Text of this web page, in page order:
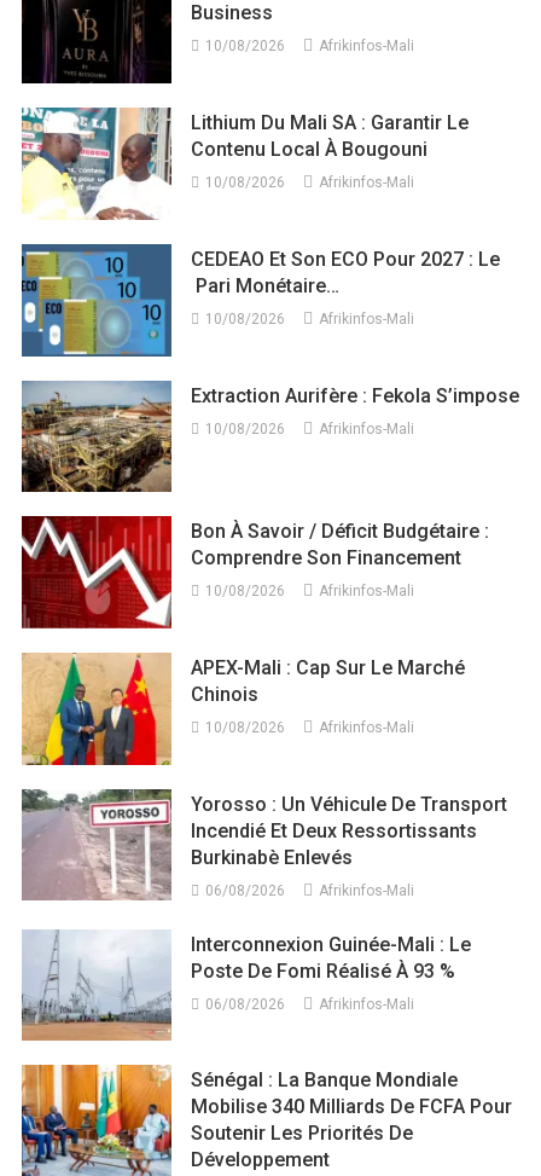
Business
10/08/2026 Afrikinfos-Mali
Lithium Du Mali SA : Garantir Le
Contenu Local À Bougouni
10/08/2026 Afrikinfos-Mali
CEDEAO Et Son ECO Pour 2027 : Le
Pari Monétaire…
10/08/2026 Afrikinfos-Mali
Extraction Aurifère : Fekola S’impose
10/08/2026 Afrikinfos-Mali
Bon À Savoir / Déficit Budgétaire :
Comprendre Son Financement
10/08/2026 Afrikinfos-Mali
APEX-Mali : Cap Sur Le Marché
Chinois
10/08/2026 Afrikinfos-Mali
Yorosso : Un Véhicule De Transport
Incendié Et Deux Ressortissants
Burkinabè Enlevés
06/08/2026 Afrikinfos-Mali
Interconnexion Guinée-Mali : Le
Poste De Fomi Réalisé À 93 %
06/08/2026 Afrikinfos-Mali
Sénégal : La Banque Mondiale
Mobilise 340 Milliards De FCFA Pour
Soutenir Les Priorités De
Développement